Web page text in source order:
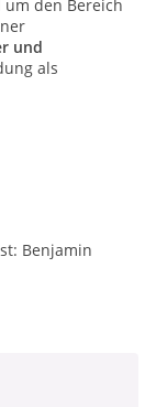
den Bereich
und
als
Benjamin